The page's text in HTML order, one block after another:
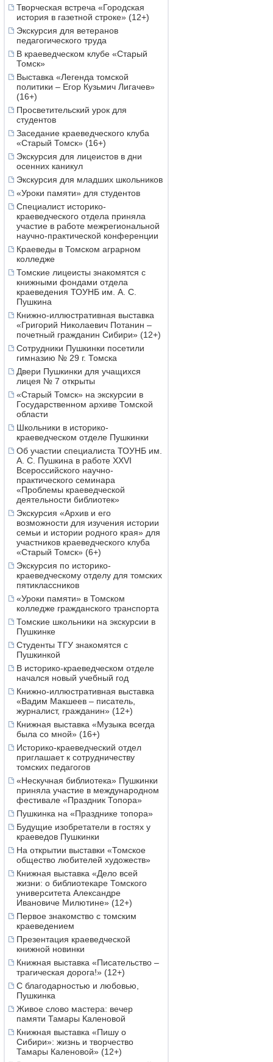
Творческая встреча «Городская
история в газетной строке» (12+)
Экскурсия для ветеранов
педагогического труда
В краеведческом клубе «Старый
Томск»
Выставка «Легенда томской
политики – Егор Кузьмич Лигачев»
(16+)
Просветительский урок для
студентов
Заседание краеведческого клуба
«Старый Томск» (16+)
Экскурсия для лицеистов в дни
осенних каникул
Экскурсия для младших школьников
«Уроки памяти» для студентов
Специалист историко-
краеведческого отдела приняла
участие в работе межрегиональной
научно-практической конференции
Краеведы в Томском аграрном
колледже
Томские лицеисты знакомятся с
книжными фондами отдела
краеведения ТОУНБ им. А. С.
Пушкина
Книжно-иллюстративная выставка
«Григорий Николаевич Потанин –
почетный гражданин Сибири» (12+)
Сотрудники Пушкинки посетили
гимназию № 29 г. Томска
Двери Пушкинки для учащихся
лицея № 7 открыты
«Старый Томск» на экскурсии в
Государственном архиве Томской
области
Школьники в историко-
краеведческом отделе Пушкинки
Об участии специалиста ТОУНБ им.
А. С. Пушкина в работе XXVI
Всероссийского научно-
практического семинара
«Проблемы краеведческой
деятельности библиотек»
Экскурсия «Архив и его
возможности для изучения истории
семьи и истории родного края» для
участников краеведческого клуба
«Старый Томск» (6+)
Экскурсия по историко-
краеведческому отделу для томских
пятиклассников
«Уроки памяти» в Томском
колледже гражданского транспорта
Томские школьники на экскурсии в
Пушкинке
Студенты ТГУ знакомятся с
Пушкинкой
В историко-краеведческом отделе
начался новый учебный год
Книжно-иллюстративная выставка
«Вадим Макшеев – писатель,
журналист, гражданин» (12+)
Книжная выставка «Музыка всегда
была со мной» (16+)
Историко-краеведческий отдел
приглашает к сотрудничеству
томских педагогов
«Нескучная библиотека» Пушкинки
приняла участие в международном
фестивале «Праздник Топора»
Пушкинка на «Празднике топора»
Будущие изобретатели в гостях у
краеведов Пушкинки
На открытии выставки «Томское
общество любителей художеств»
Книжная выставка «Дело всей
жизни: о библиотекаре Томского
университета Александре
Ивановиче Милютине» (12+)
Первое знакомство с томским
краеведением
Презентация краеведческой
книжной новинки
Книжная выставка «Писательство –
трагическая дорога!» (12+)
С благодарностью и любовью,
Пушкинка
Живое слово мастера: вечер
памяти Тамары Каленовой
Книжная выставка «Пишу о
Сибири»: жизнь и творчество
Тамары Каленовой» (12+)